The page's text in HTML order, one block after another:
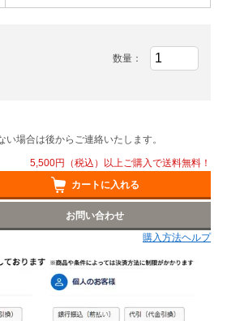
数量：
い場合は後からご連絡いたします。
5,500円（税込）以上ご購入で送料無料！
カートに入れる
お問い合わせ
購入方法ヘルプ